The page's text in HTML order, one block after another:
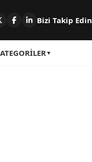
Bizi Takip Edin